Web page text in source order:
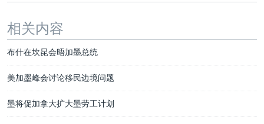
南中国海争端
关注西藏
关注新疆
相关内容
布什在坎昆会晤加墨总统
美加墨峰会讨论移民边境问题
墨将促加拿大扩大墨劳工计划